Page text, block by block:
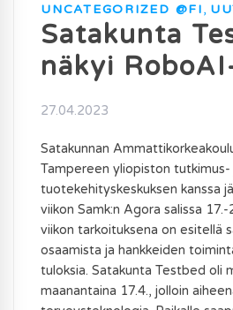
UNCATEGORIZED @FI,
Satakunta
näkyi
27.04.2023
Satakunnan
Tampereen yliopiston tutkimus-
tuotekehityskeskuksen kanssa
viikon Samk:n Agora salissa
viikon tarkoituksena on esitellä
osaamista ja hankkeiden
tuloksia. Satakunta Testbed oli
maanantaina 17.4., jolloin